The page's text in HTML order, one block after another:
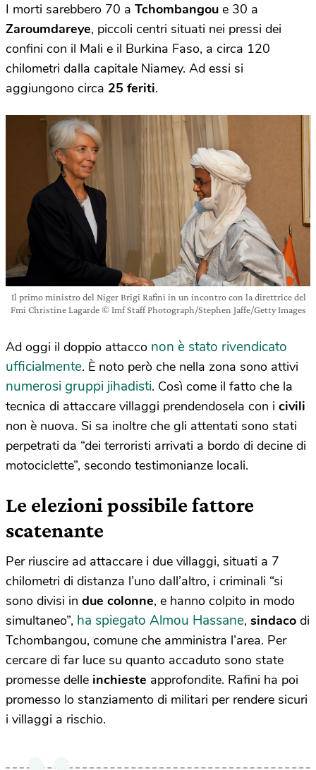
I morti sarebbero 70 a Tchombangou e 30 a
Zaroumdareye, piccoli centri situati nei pressi dei
confini con il Mali e il Burkina Faso, a circa 120
chilometri dalla capitale Niamey. Ad essi si
aggiungono circa 25 feriti.
Il primo ministro del Niger Brigi Rafini in un incontro con la direttrice del
Fmi Christine Lagarde © Imf Staff Photograph/Stephen Jaffe/Getty Images
Ad oggi il doppio attacco non è stato rivendicato
ufficialmente. È noto però che nella zona sono attivi
numerosi gruppi jihadisti. Così come il fatto che la
tecnica di attaccare villaggi prendendosela con i civili
non è nuova. Si sa inoltre che gli attentati sono stati
perpetrati da “dei terroristi arrivati a bordo di decine di
motociclette”, secondo testimonianze locali.
Le elezioni possibile fattore
scatenante
Per riuscire ad attaccare i due villaggi, situati a 7
chilometri di distanza l’uno dall’altro, i criminali “si
sono divisi in due colonne, e hanno colpito in modo
simultaneo”, ha spiegato Almou Hassane, sindaco di
Tchombangou, comune che amministra l’area. Per
cercare di far luce su quanto accaduto sono state
promesse delle inchieste approfondite. Rafini ha poi
promesso lo stanziamento di militari per rendere sicuri
i villaggi a rischio.